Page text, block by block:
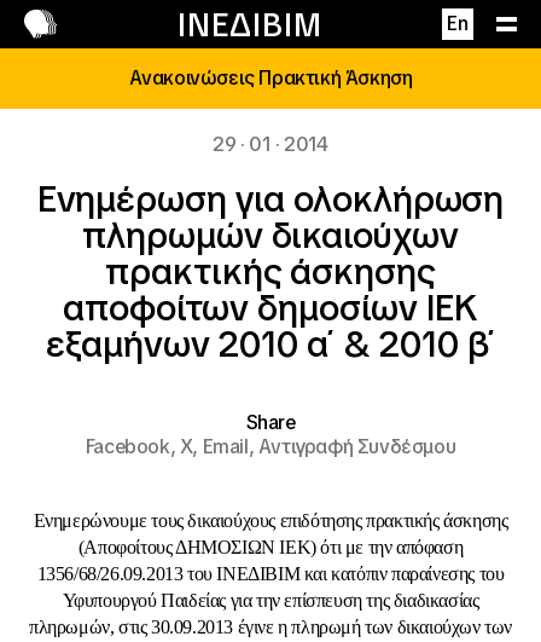
ΙΝΕΔΙΒΙΜ En
Επικοινωνία
Ανακοινώσεις Πρακτική Άσκηση
29 · 01 · 2014
Eνημέρωση για ολοκλήρωση
πληρωμών δικαιούχων
πρακτικής άσκησης
αποφοίτων δημοσίων IEK
εξαμήνων 2010 α΄ & 2010 β΄
Share
Facebook,X, Email,Αντιγραφή Συνδέσμου
Ενημερώνουμε τους δικαιούχους επιδότησης πρακτικής άσκησης
(Αποφοίτους ΔΗΜΟΣΙΩΝ ΙΕΚ) ότι με την απόφαση
1356/68/26.09.2013 του ΙΝΕΔΙΒΙΜ και κατόπιν παραίνεσης του
Υφυπουργού Παιδείας για την επίσπευση της διαδικασίας
πληρωμών, στις 30.09.2013 έγινε η πληρωμή των δικαιούχων των